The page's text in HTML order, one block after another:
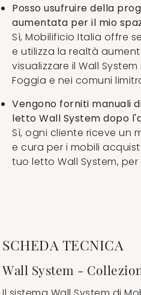
Posso usufruire della
aumentata per il mio
Sì, Mobilificio Italia offre
e utilizza la realtà
visualizzare il Wall
Foggia e nei comuni
Vengono forniti manuali
letto Wall System dopo
Sì, ogni cliente riceve un
e cura per i mobili
tuo letto Wall System,
SCHEDA TECNICA
Wall System -